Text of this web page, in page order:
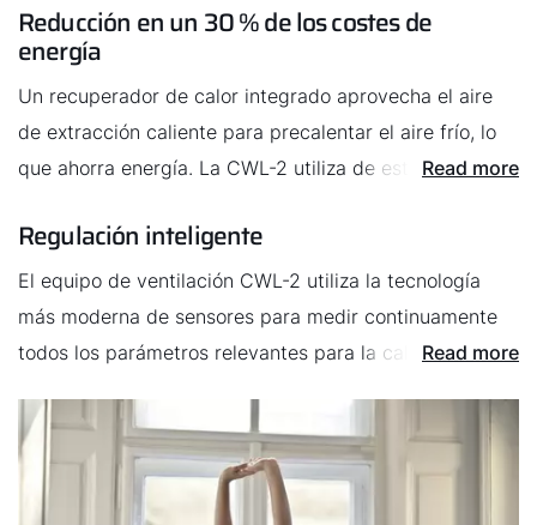
Reducción en un 30 % de los costes de
energía
Un recuperador de calor integrado aprovecha el aire
de extracción caliente para precalentar el aire frío, lo
que ahorra energía. La CWL-2 utiliza de este modo el
mucho calor residual.
Read more
Regulación inteligente
El equipo de ventilación CWL-2 utiliza la tecnología
más moderna de sensores para medir continuamente
todos los parámetros relevantes para la calidad del
de forma inteligente para que la calidad del aire
cumpla siempre los requisitos más exigentes.
Read more